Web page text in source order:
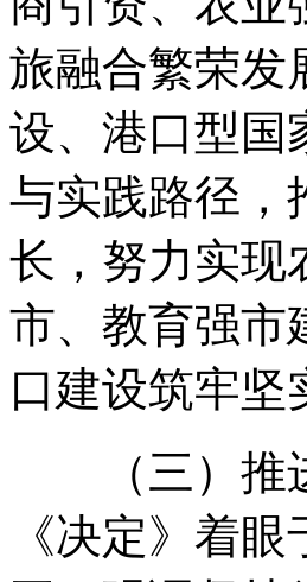
旅融合繁荣发
设、港口型国
与实践路径 ，
长 ， 努力实现
市、教育强市
口建设筑牢坚
（三）推
《决定》着